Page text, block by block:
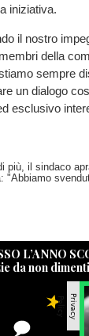
iniziativa.
il nostro
della
sempre
un dialogo
esclusivo
più, il sindaco
"Abbiamo
L’ANNO
da non